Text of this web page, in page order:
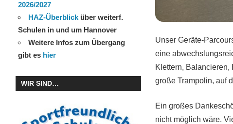
Unser Geräte-
eine
Klettern,
große Trampolin, auf
Ein großes
nicht möglich wäre.
2026/2027
HAZ-Überblicküber weiterf.
Schulen in und um Hannover
Weitere Infos zum Übergang
gibt es hier
WIR SIND…